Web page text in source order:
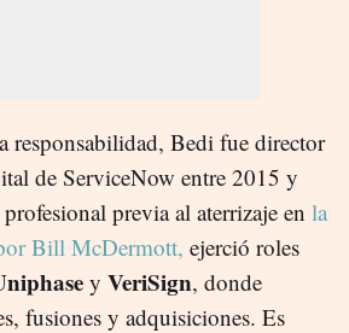
responsabilidad, Bedi fue director
de ServiceNow entre 2015 y
previa al aterrizaje en la
Bill McDermott, ejerció roles
y VeriSign, donde
fusiones y adquisiciones. Es